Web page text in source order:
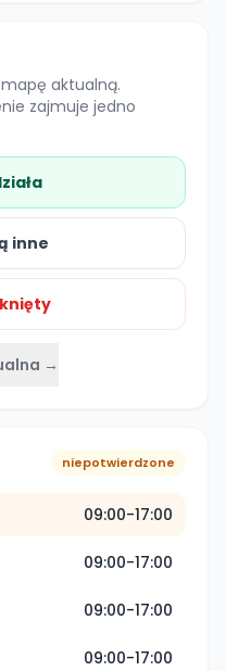
aktualną.
zajmuje jedno
inne
→
niepotwierdzone
09:00-17:00
09:00-17:00
09:00-17:00
09:00-17:00